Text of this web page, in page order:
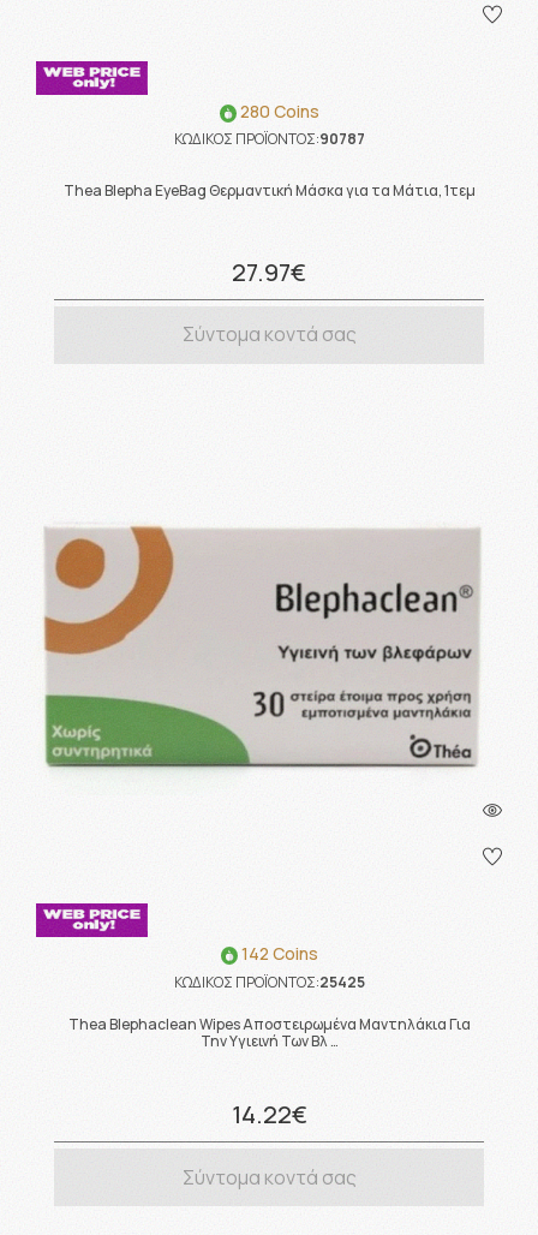
280 Coins
ΚΩΔΙΚΟΣ ΠΡΟΪΟΝΤΟΣ:90787
Thea Blepha EyeBag Θερμαντική Μάσκα για τα Μάτια, 1τεμ
27.97€
Σύντομα κοντά σας
142 Coins
ΚΩΔΙΚΟΣ ΠΡΟΪΟΝΤΟΣ:25425
Thea Blephaclean Wipes Αποστειρωμένα Μαντηλάκια Για
Την Υγιεινή Των Βλ …
14.22€
Σύντομα κοντά σας